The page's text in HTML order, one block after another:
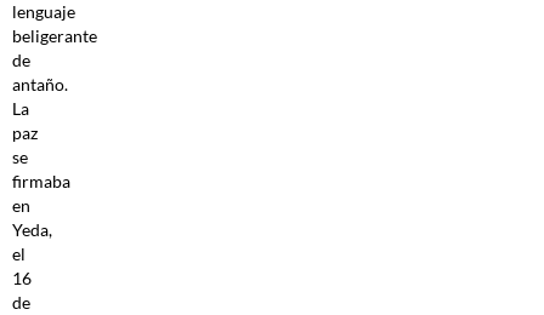
lenguaje
beligerante
de
antaño.
La
paz
se
firmaba
en
Yeda,
el
16
de